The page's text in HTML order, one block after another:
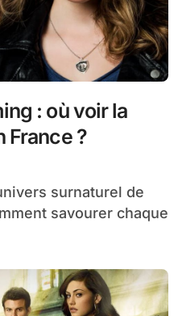
: où voir la
France ?
savourer chaque